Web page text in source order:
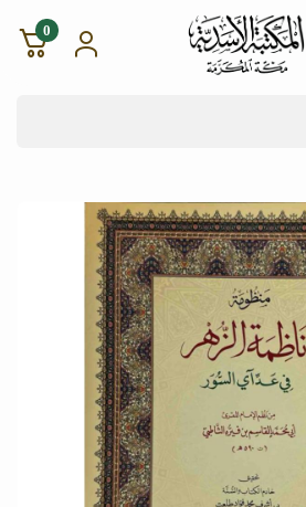
شركة المكتبة الأسدية للنشر
0